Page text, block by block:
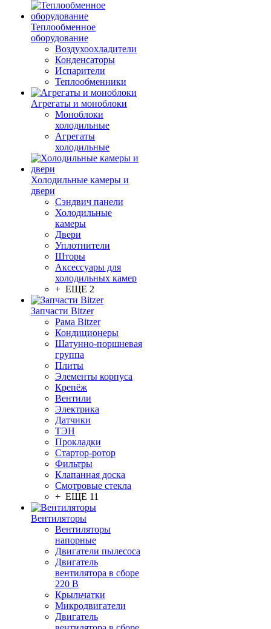
Теплообменное
оборудование
Воздухоохладители
Конденсаторы
Испарители
Теплообменники
Агрегаты и моноблоки
Моноблоки
холодильные
Агрегаты
холодильные
Холодильные камеры и
двери
Сэндвич панели
Холодильные
камеры
Двери
Уплотнители
Шторы
Аксессуары для
холодильных камер
+ ЕЩЕ 2
Запчасти Bitzer
Рама Bitzer
Кондиционеры
Шатунно-поршневая
группа
Плиты
Элементы корпуса
Крепёж
Вентили
Электрика
Датчики
ТЭН
Прокладки
Стартор-ротор
Фильтры
Клапанная доска
Смотровые стекла
+ ЕЩЕ 11
Вентиляторы
Вентиляторы
напорные
Двигатели пылесоса
Двигатель
вентилятора в сборе
220 В
Крыльчатки
Микродвигатели
Двигатель